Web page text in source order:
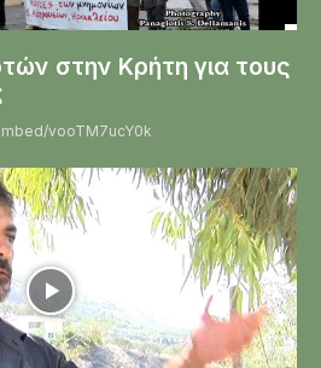
στην Κρήτη για τους
vooTM7ucY0k